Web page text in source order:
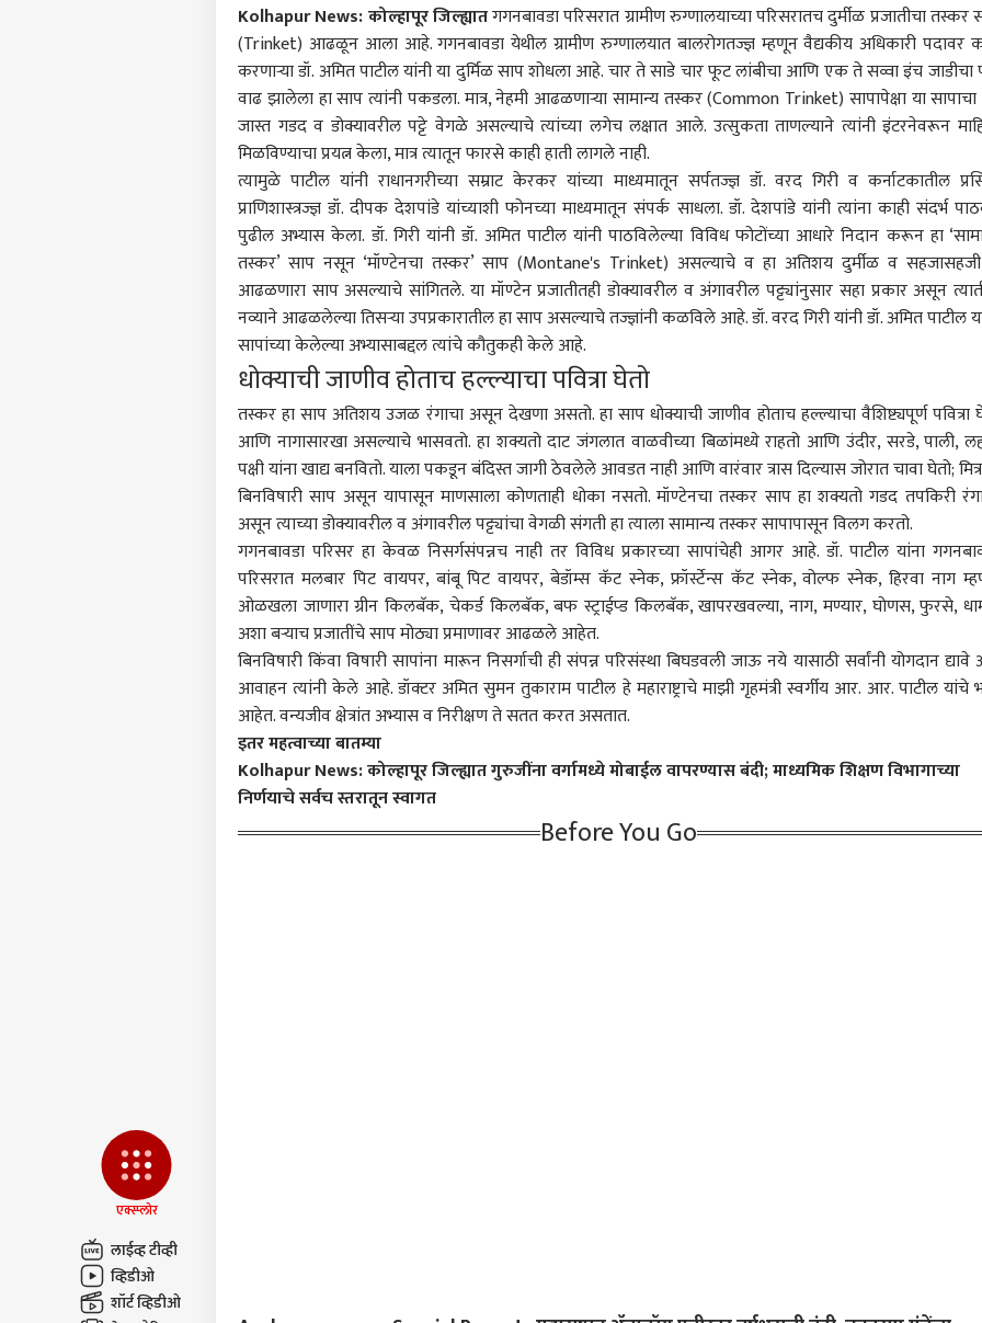
एक्स्प्लोर
लाईव्ह टीव्ही
व्हिडीओ
शॉर्ट व्हिडीओ
Kolhapur News:कोल्हापूर जिल्ह्यातगगनबावडा परिसरात ग्रामीण रुग्णालयाच्या परिसरातच दुर्मीळ प्रजातीचा तस्कर
(Trinket) आढळून आला आहे. गगनबावडा येथील ग्रामीण रुग्णालयात बालरोगतज्ज्ञ म्हणून वैद्यकीय अधिकारी पदावर
करणाऱ्या डॉ. अमित पाटील यांनी या दुर्मिळ साप शोधला आहे. चार ते साडे चार फूट लांबीचा आणि एक ते सव्वा इंच जाडीचा
वाढ झालेला हा साप त्यांनी पकडला. मात्र, नेहमी आढळणाऱ्या सामान्य तस्कर (Common Trinket) सापापेक्षा या
जास्त गडद व डोक्यावरील पट्टे वेगळे असल्याचे त्यांच्या लगेच लक्षात आले. उत्सुकता ताणल्याने त्यांनी इंटरनेवरून
मिळविण्याचा प्रयत्न केला, मात्र त्यातून फारसे काही हाती लागले नाही.
त्यामुळे पाटील यांनी राधानगरीच्या सम्राट केरकर यांच्या माध्यमातून सर्पतज्ज्ञ डॉ. वरद गिरी व कर्नाटकातील
प्राणिशास्त्रज्ज्ञ डॉ. दीपक देशपांडे यांच्याशी फोनच्या माध्यमातून संपर्क साधला. डॉ. देशपांडे यांनी त्यांना काही संदर्भ
पुढील अभ्यास केला. डॉ. गिरी यांनी डॉ. अमित पाटील यांनी पाठविलेल्या विविध फोटोंच्या आधारे निदान करून हा
तस्कर’ साप नसून ‘मॉण्टेनचा तस्कर’ साप (Montane's Trinket) असल्याचे व हा अतिशय दुर्मीळ व
आढळणारा साप असल्याचे सांगितले. या मॉण्टेन प्रजातीतही डोक्यावरील व अंगावरील पट्ट्यांनुसार सहा प्रकार असून
नव्याने आढळलेल्या तिसऱ्या उपप्रकारातील हा साप असल्याचे तज्ज्ञांनी कळविले आहे. डॉ. वरद गिरी यांनी डॉ. अमित पाटील
सापांच्या केलेल्या अभ्यासाबद्दल त्यांचे कौतुकही केले आहे.
धोक्याची जाणीव होताच हल्ल्याचा पवित्रा घेतो
तस्कर हा साप अतिशय उजळ रंगाचा असून देखणा असतो. हा साप धोक्याची जाणीव होताच हल्ल्याचा वैशिष्ट्यपूर्ण पवित्रा
आणि नागासारखा असल्याचे भासवतो. हा शक्यतो दाट जंगलात वाळवीच्या बिळांमध्ये राहतो आणि उंदीर, सरडे, पाली,
पक्षी यांना खाद्य बनवितो. याला पकडून बंदिस्त जागी ठेवलेले आवडत नाही आणि वारंवार त्रास दिल्यास जोरात चावा घेतो;
बिनविषारी साप असून यापासून माणसाला कोणताही धोका नसतो. मॉण्टेनचा तस्कर साप हा शक्यतो गडद तपकिरी
असून त्याच्या डोक्यावरील व अंगावरील पट्ट्यांचा वेगळी संगती हा त्याला सामान्य तस्कर सापापासून विलग करतो.
गगनबावडा परिसर हा केवळ निसर्गसंपन्नच नाही तर विविध प्रकारच्या सापांचेही आगर आहे. डॉ. पाटील यांना
परिसरात मलबार पिट वायपर, बांबू पिट वायपर, बेडॉम्स कॅट स्नेक, फ्रॉर्स्टेन्स कॅट स्नेक, वोल्फ स्नेक, हिरवा नाग
ओळखला जाणारा ग्रीन किलबॅक, चेकर्ड किलबॅक, बफ स्ट्राईप्ड किलबॅक, खापरखवल्या, नाग, मण्यार, घोणस, फुरसे,
अशा बऱ्याच प्रजातींचे साप मोठ्या प्रमाणावर आढळले आहेत.
बिनविषारी किंवा विषारी सापांना मारून निसर्गाची ही संपन्न परिसंस्था बिघडवली जाऊ नये यासाठी सर्वांनी योगदान
आवाहन त्यांनी केले आहे. डॉक्टर अमित सुमन तुकाराम पाटील हेमहाराष्ट्राचे माझी गृहमंत्री स्वर्गीय आर. आर. पाटील यांचे
आहेत. वन्यजीव क्षेत्रांत अभ्यास व निरीक्षण ते सतत करत असतात.
इतर महत्वाच्या बातम्या
Kolhapur News: कोल्हापूर जिल्ह्यात गुरुजींना वर्गामध्ये मोबाईल वापरण्यास बंदी; माध्यमिक शिक्षण विभागाच्या
निर्णयाचे सर्वच स्तरातून स्वागत
Before You Go
हॅलो गेस्ट
आमच्यासोबत जाहिरात करा
प्रायव्हसी पॉलिसी
संपर्क साधा
करिअर
फीडबॅक
आमच्याबद्दल
पर्सनल कॉर्नर
टॉप आर्टिकल टॉप रील्स
राजकारण
'कॉकरोच जनता पार्टी' च्या
कडून पुढचा मास्टरप्लॅन तयार,
आज मोठी घोषणा केली
महाराष्ट्र
म्हाडाच्या मुंबईतील 2640
घरांसाठी आज लॉटरी
वाढली
भारत
निशाण्यावर का आहेत? देशभर
धडक कारवाई
निर्देश